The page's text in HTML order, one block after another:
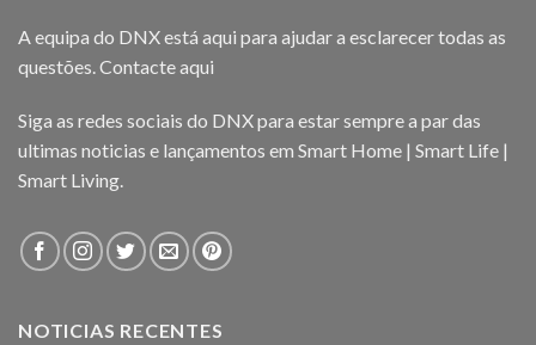
A equipa do DNX está aqui para ajudar a esclarecer todas as
questões. Contacte aqui
Siga as redes sociais do DNX para estar sempre a par das
ultimas noticias e lançamentos em Smart Home | Smart Life |
Smart Living.
NOTICIAS RECENTES